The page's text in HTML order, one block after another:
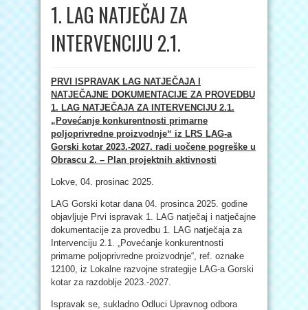
1. LAG NATJEČAJ ZA
INTERVENCIJU 2.1.
PRVI ISPRAVAK LAG NATJEČAJA I
NATJEČAJNE DOKUMENTACIJE ZA PROVEDBU
1. LAG NATJEČAJA ZA INTERVENCIJU 2.1.
„Povećanje konkurentnosti primarne
poljoprivredne proizvodnje“ iz LRS LAG-a
Gorski kotar 2023.-2027. radi uočene pogreške u
Obrascu 2. – Plan projektnih aktivnosti
Lokve, 04. prosinac 2025.
LAG Gorski kotar dana 04. prosinca 2025. godine
objavljuje Prvi ispravak 1. LAG natječaj i natječajne
dokumentacije za provedbu 1. LAG natječaja za
Intervenciju 2.1. „Povećanje konkurentnosti
primarne poljoprivredne proizvodnje“, ref. oznake
12100, iz Lokalne razvojne strategije LAG-a Gorski
kotar za razdoblje 2023.-2027.
Ispravak se, sukladno Odluci Upravnog odbora